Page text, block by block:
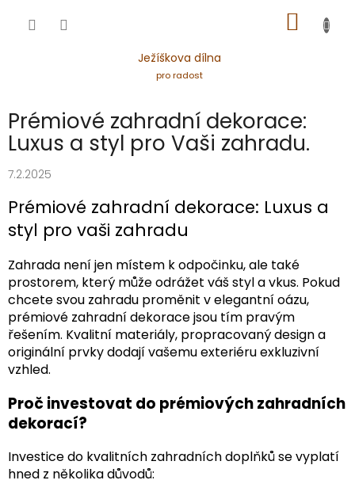
Ježíškova dílna
pro radost
KOŠÍK
Prémiové zahradní dekorace:
Luxus a styl pro Vaši zahradu.
7.2.2025
Prémiové zahradní dekorace: Luxus a
styl pro vaši zahradu
Zahrada není jen místem k odpočinku, ale také
prostorem, který může odrážet váš styl a vkus. Pokud
chcete svou zahradu proměnit v elegantní oázu,
prémiové zahradní dekorace jsou tím pravým
řešením. Kvalitní materiály, propracovaný design a
originální prvky dodají vašemu exteriéru exkluzivní
vzhled.
Proč investovat do prémiových zahradních
dekorací?
Investice do kvalitních zahradních doplňků se vyplatí
hned z několika důvodů: